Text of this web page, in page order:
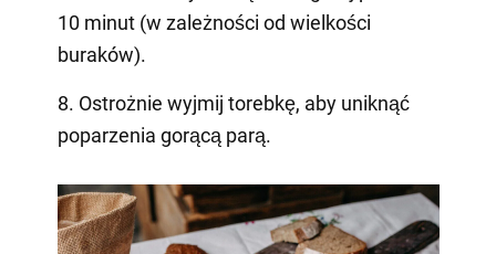
10 minut (w zależności od wielkości
buraków).
8. Ostrożnie wyjmij torebkę, aby uniknąć
poparzenia gorącą parą.